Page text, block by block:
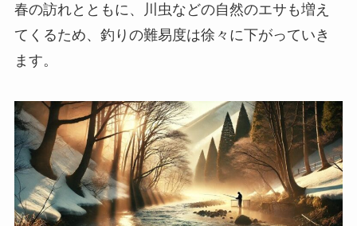
春の訪れとともに、川虫などの自然のエサも増え
てくるため、釣りの難易度は徐々に下がっていき
ます。